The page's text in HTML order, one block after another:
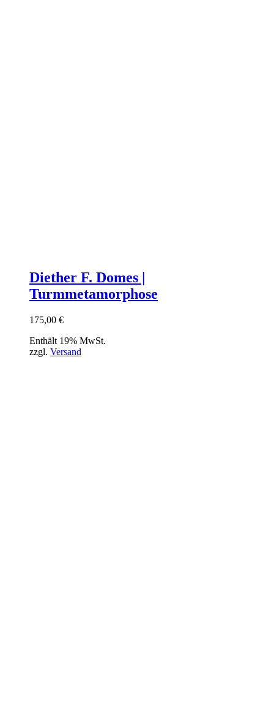
Diether F. Domes |
Turmmetamorphose
175,00 €
Enthält 19% MwSt.
zzgl. Versand